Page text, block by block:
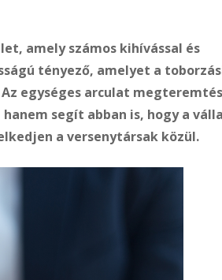
amely számos kihívással és
tényező, amelyet a
egységes arculat
segít abban is, hogy a
a versenytársak közül.